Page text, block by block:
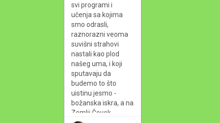
svi programi i
učenja sa kojima
smo odrasli,
raznorazni veoma
suvišni strahovi
nastali kao plod
našeg uma, i koji
sputavaju da
budemo to što
uistinu jesmo -
božanska iskra, a na
Zemlji Čovek.